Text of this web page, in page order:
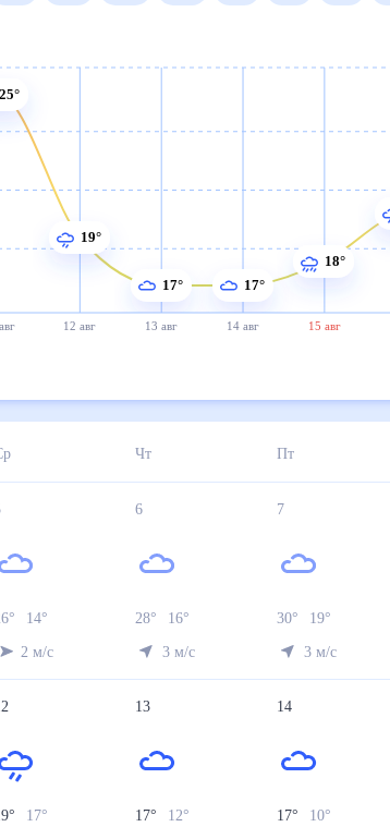
12 авг 13 авг 14 авг 15 авг
25°
19°
17° 17°
18°
Чт Пт
° 14°
2 м/с
6
28° 16°
3 м/с
7
30° 19°
3 м/с
° 17°
13
17° 12°
14
17° 10°